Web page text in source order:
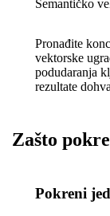
Semantičko
Pronađite
vektorske
podudaranja
rezultate
Zašto
Pokreni